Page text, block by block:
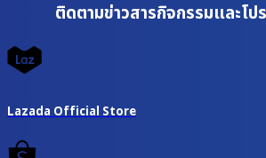
ติดตามข่าวสารกิจกรรมและโ
Lazada Official Store